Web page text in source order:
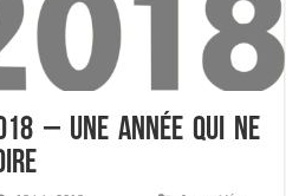
– Une année qui ne